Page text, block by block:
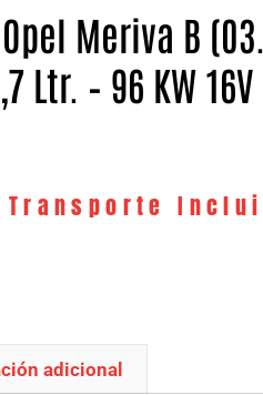
Meriva B
Ltr. – 96 KW 16V
Transporte
adicional